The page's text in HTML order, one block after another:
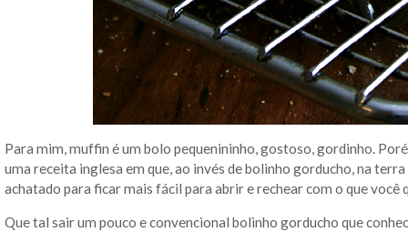
Para mim, muffin é um bolo pequenininho, gostoso, gordinho.
uma receita inglesa em que, ao invés de bolinho gorducho, na
achatado para ficar mais fácil para abrir e rechear com o que você
Que tal sair um pouco e convencional bolinho gorducho que